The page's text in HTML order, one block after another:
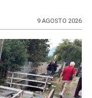
montascale
9 AGOSTO 2026